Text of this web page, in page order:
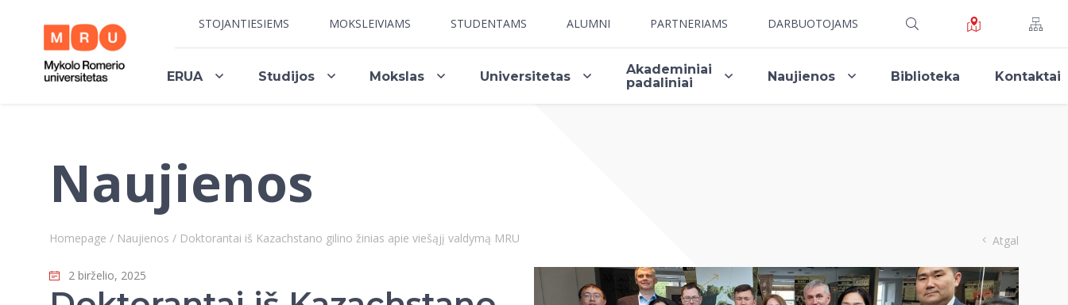
STOJANTIESIEMS MOKSLEIVIAMS STUDENTAMS ALUMNI PARTNERIAMS DARBUOTOJAMS
ERUA Studijos Mokslas Universitetas
Akademiniai
padaliniai
Naujienos Biblioteka Kontaktai
Naujienos
Homepage / Naujienos / Doktorantai iš Kazachstano gilino žinias apie viešąjį valdymą MRU Atgal
2 birželio, 2025